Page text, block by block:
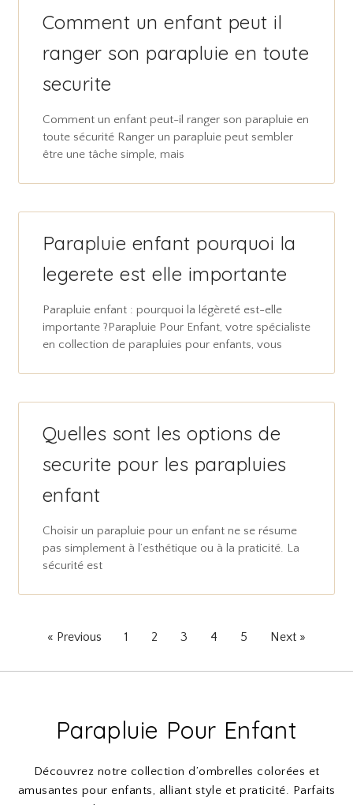
Comment un enfant peut il
ranger son parapluie en toute
securite
Comment un enfant peut-il ranger son parapluie en
toute sécurité Ranger un parapluie peut sembler
être une tâche simple, mais
Parapluie enfant pourquoi la
legerete est elle importante
Parapluie enfant : pourquoi la légèreté est-elle
importante ?Parapluie Pour Enfant, votre spécialiste
en collection de parapluies pour enfants, vous
Quelles sont les options de
securite pour les parapluies
enfant
Choisir un parapluie pour un enfant ne se résume
pas simplement à l’esthétique ou à la praticité. La
sécurité est
« Previous 1 2 3 4 5 Next »
Parapluie Pour Enfant
Découvrez notre collection d’ombrelles colorées et
amusantes pour enfants, alliant style et praticité. Parfaits